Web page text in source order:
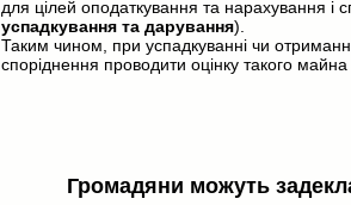
для цілей оподаткування та нарахування і
успадкування та дарування).
Таким чином, при успадкуванні чи
споріднення проводити оцінку такого
Громадяни можуть